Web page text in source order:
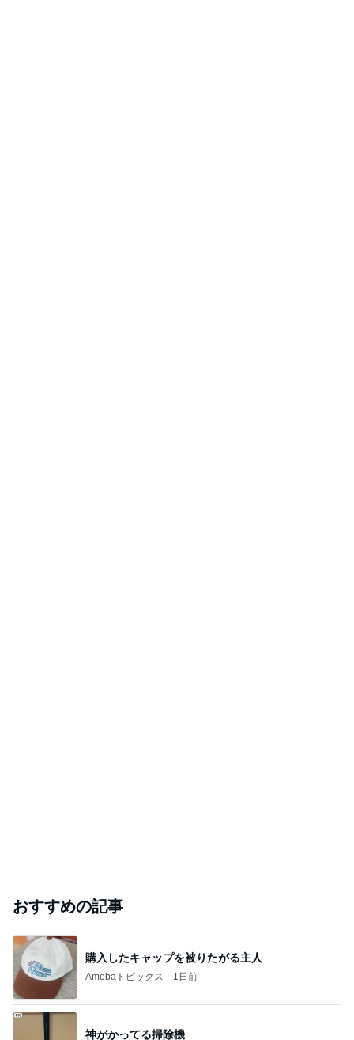
おすすめの記事
購入したキャップを被りたがる主人
Amebaトピックス 1日前
神がかってる掃除機